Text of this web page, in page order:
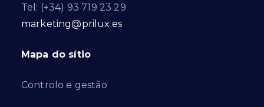
Tel: (+34) 93 719 23 29
marketing@prilux.es
Mapa do sítio
Controlo e gestão